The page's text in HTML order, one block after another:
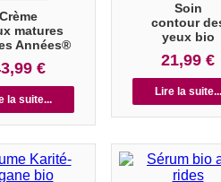
Crème
matures
Années®
€
la suite...
Soin
contour
yeux bio
21,99 €
Lire la suite...